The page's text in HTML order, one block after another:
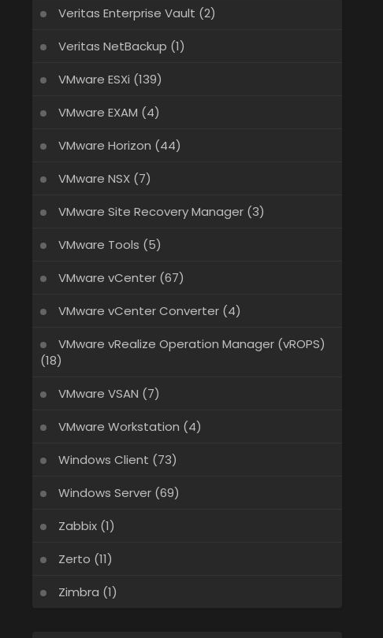
Veritas Enterprise Vault (2)
Veritas NetBackup (1)
VMware ESXi (139)
VMware EXAM (4)
VMware Horizon (44)
VMware NSX(7)
VMware Site Recovery Manager(3)
VMware Tools (5)
VMware vCenter(67)
VMware vCenter Converter(4)
VMware vRealize Operation Manager (vROPS)
(18)
VMware VSAN (7)
VMware Workstation (4)
Windows Client (73)
Windows Server(69)
Zabbix(1)
Zerto (11)
Zimbra (1)